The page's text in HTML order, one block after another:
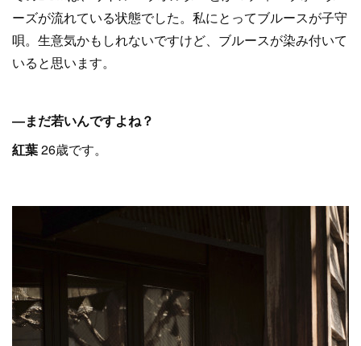
ーズが流れている状態でした。私にとってブルースが子守
唄。生意気かもしれないですけど、ブルースが染み付いて
いると思います。
―まだ若いんですよね？
紅葉26歳です。